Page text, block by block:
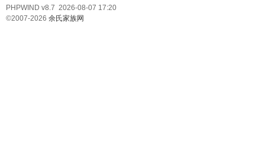
PHPWIND v8.7 2026-08-07 17:20
©2007-2026 余氏家族网